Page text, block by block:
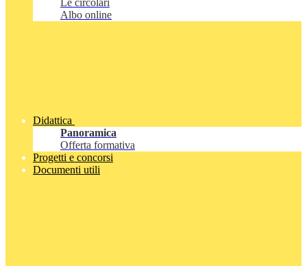
Le circolari
Albo online
Didattica
Panoramica
Offerta formativa
Progetti e concorsi
Documenti utili